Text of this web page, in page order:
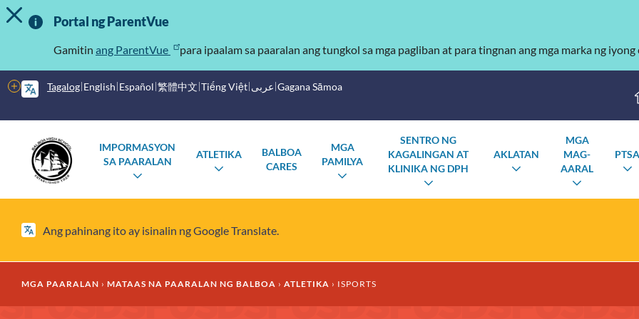
Laktawan
ang
pangunahing
Mahalagang
Impormasyon
I-TOGGLE ANG MENSAHE NG ALERTO
Portal ng ParentVue
Gamitin ang ParentVue para ipaalam sa paaralan ang tungkol sa mga pagliban at para tingnan ang mga marka ng
Tagalog English Español 繁體中文 Tiếng Việt عربى Gagana Sāmoa
Higit
pang
menu
Paaralan
IMPORMASYON
SA PAARALAN
I-
ANG
ATLETIKA
I-
BALBOA
CARES
MGA
PAMILYA
ANG
SENTRO NG
KAGALINGAN AT
KLINIKA NG DPH
I-
TOGGLE
AKLATAN
MGA
MAG-
AARAL
TOGGLE
PTSA
I-
Ang pahinang ito ay isinalin ng Google Translate.
Mumo
MGA PAARALAN MATAAS NA PAARALAN NG BALBOA ATLETIKA ISPORTS